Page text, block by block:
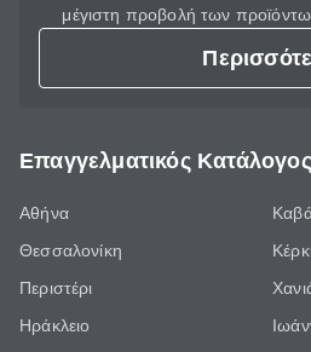
μέγιστη προβολή των
Επαγγελματικός Κατάλογος
Αθήνα
Θεσσαλονίκη
Περιστέρι
Ηράκλειο